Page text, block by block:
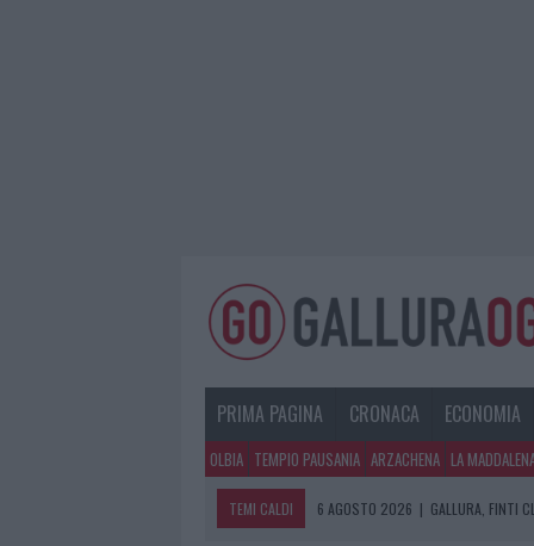
PRIMA PAGINA CRONACA ECONOMIA
OLBIA TEMPIO PAUSANIA ARZACHENA LA
TEMI CALDI 6 AGOSTO 2026 | GALLURA, FINTI